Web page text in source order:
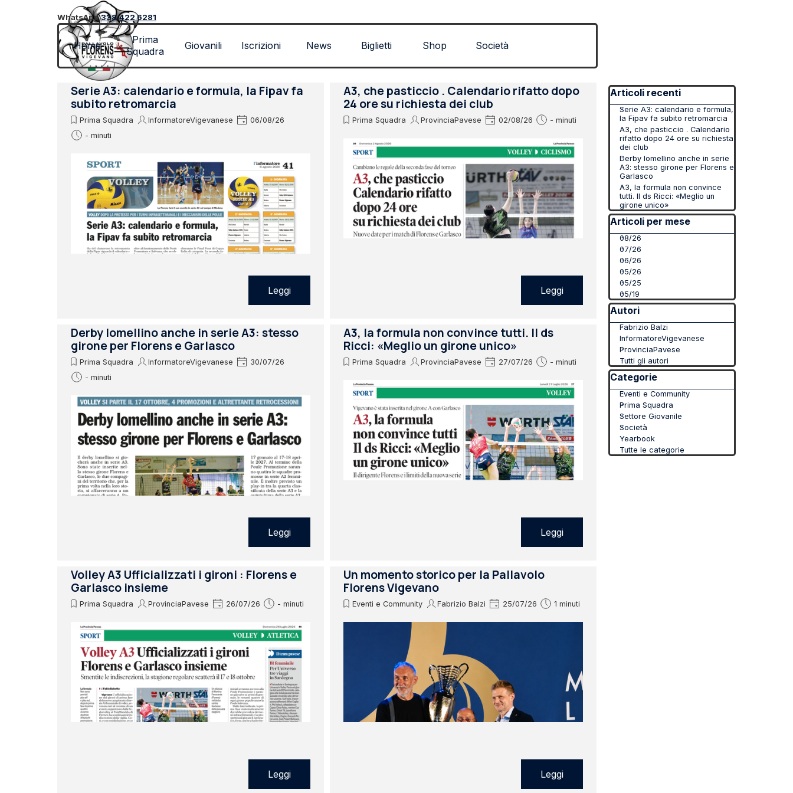
WhatsApp338.422 6281
Home
Prima
Squadra
Giovanili Iscrizioni News Biglietti Shop Società
Serie A3: calendario e formula, la Fipav fa
subito retromarcia
Prima Squadra InformatoreVigevanese
06/08/26
- minuti
Leggi
A3, che pasticcio . Calendario rifatto dopo
24 ore su richiesta dei club
Prima Squadra ProvinciaPavese 02/08/26 - minuti
Leggi
Derby lomellino anche in serie A3: stesso
girone per Florens e Garlasco
Prima Squadra InformatoreVigevanese
30/07/26
- minuti
Leggi
A3, la formula non convince tutti. Il ds
Ricci: «Meglio un girone unico»
Prima Squadra ProvinciaPavese 27/07/26 - minuti
Leggi
Volley A3 Ufficializzati i gironi : Florens e
Garlasco insieme
Prima Squadra ProvinciaPavese 26/07/26 - minuti
Leggi
Un momento storico per la Pallavolo
Florens Vigevano
Eventi e Community Fabrizio Balzi 25/07/26 1 minuti
Leggi
Salta blocco Articoli recenti
Articoli recenti
Serie A3: calendario e formula,
la Fipav fa subito retromarcia
A3, che pasticcio . Calendario
rifatto dopo 24 ore su richiesta
dei club
Derby lomellino anche in serie
A3: stesso girone per Florens e
Garlasco
A3, la formula non convince
tutti. Il ds Ricci: «Meglio un
girone unico»
Salta blocco Articoli per mese
Articoli per mese
08/26
07/26
06/26
05/26
05/25
05/19
Salta blocco Autori
Autori
Fabrizio Balzi
InformatoreVigevanese
ProvinciaPavese
Tutti gli autori
Salta blocco Categorie
Categorie
Eventi e Community
Prima Squadra
Settore Giovanile
Società
Yearbook
Tutte le categorie